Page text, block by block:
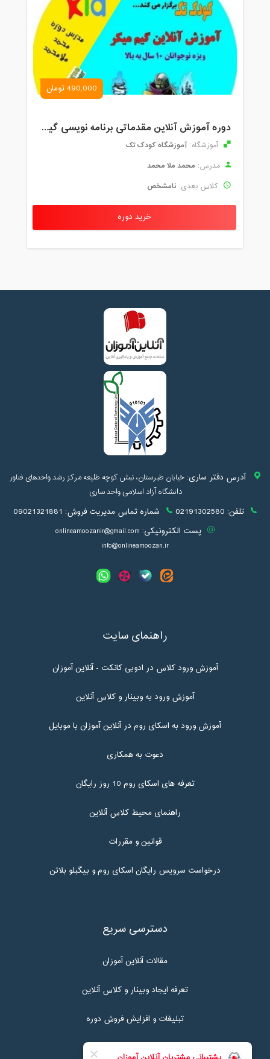
490,000 تومان
دوره آموزش آنلاین مقدماتی برنامه نویسی گیم میکر کودک و نوجوان (برای نهمین بار) کودک تک
آموزشگاه: آموزشگاه کودک تک
مدرس: محمد ملا محمد
کلاس بعدی: نامشخص
خرید دوره
آدرس دفتر ساری:خیابان طبرستان، نبش کوچه طلیعه مرکز رشد واحدهای فناور
دانشگاه آزاد اسلامی واحد ساری
تلفن: 02191302580 شماره تماس مدیریت فروش: 09021321881
پست الکترونیکی: onlineamoozanir@gmail.com
info@onlineamoozan.ir
راهنمای سایت
آموزش ورود کلاس در ادوبی کانکت - آنلاین آموزان
آموزش ورود به وبینار و کلاس آنلاین
آموزش ورود به اسکای روم در آنلاین آموزان با موبایل
دعوت به همکاری
تعرفه های اسکای روم 10 روز رایگان
راهنمای محیط کلاس آنلاین
قوانین و مقررات
درخواست سرویس رایگان اسکای روم و بیگبلو بلاتن
دسترسی سریع
مقالات آنلاین آموزان
تعرفه ایجاد وبینار و کلاس آنلاین
تبلیغات و افزایش فروش دوره